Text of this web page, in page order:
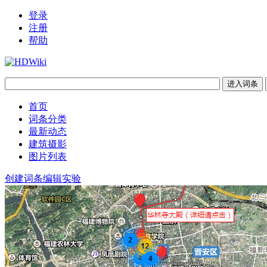
登录
注册
帮助
首页
词条分类
最新动态
建筑摄影
图片列表
创建词条编辑实验